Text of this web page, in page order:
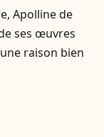
Apolline de
ses œuvres
raison bien